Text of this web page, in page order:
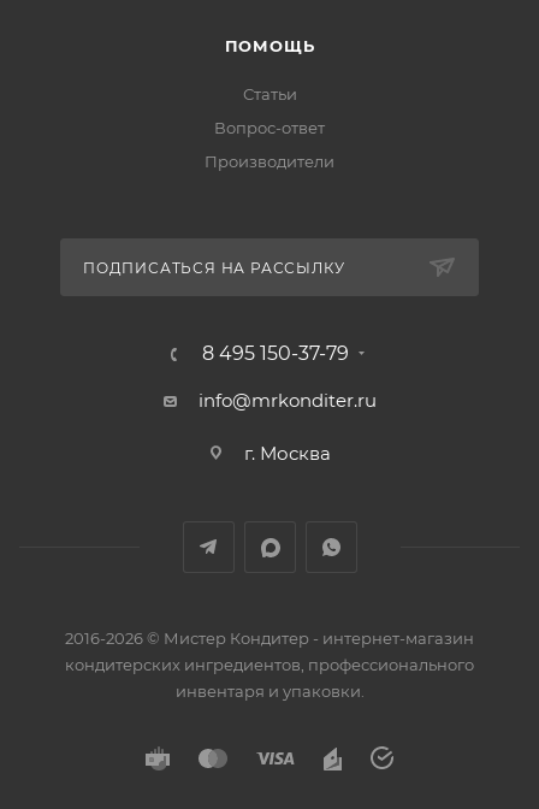
ПОМОЩЬ
Статьи
Вопрос-ответ
Производители
ПОДПИСАТЬСЯ НА РАССЫЛКУ
8 495 150-37-79
info@mrkonditer.ru
г. Москва
2016-2026 © Мистер Кондитер - интернет-магазин
кондитерских ингредиентов, профессионального
инвентаря и упаковки.